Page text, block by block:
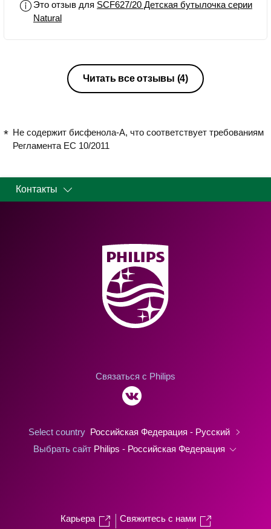
Это отзыв для SCF627/20 Детская бутылочка серии
Natural
Читать все отзывы (4)
Не содержит бисфенола-А, что соответствует требованиям
Регламента ЕС 10/2011
Контакты
Связаться с Philips
Select country Российская Федерация - Русский
Выбрать сайт Philips - Российская Федерация
Карьера
Свяжитесь с нами